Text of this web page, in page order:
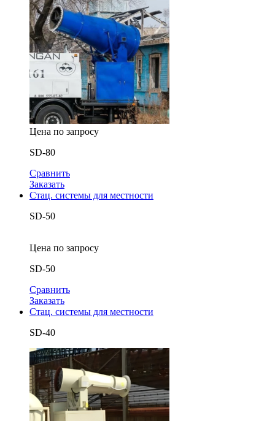
Цена по запросу
SD-80
Сравнить
Заказать
Стац. системы для местности
SD-50
Цена по запросу
SD-50
Сравнить
Заказать
Стац. системы для местности
SD-40